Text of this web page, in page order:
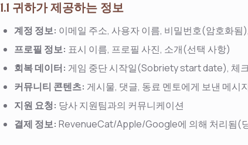
1.1 귀하가 제공하는 정보
계정 정보: 이메일 주소, 사용자 이름, 비밀번호(암호화
프로필 정보: 표시 이름, 프로필 사진, 소개(선택 사항)
회복 데이터: 게임 중단 시작일(Sobriety start date), 체
커뮤니티 콘텐츠: 게시물, 댓글, 동료 멘토에게 보낸 메시
지원 요청: 당사 지원팀과의 커뮤니케이션
결제 정보: RevenueCat/Apple/Google에 의해 처리됨(